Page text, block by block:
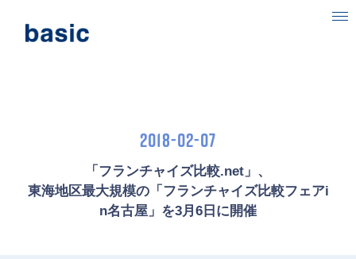
目指す社会
ニュース
IR情報
2018-02-07
「フランチャイズ比較.net」、
東海地区最大規模の「フランチャイズ比較フェアi
n名古屋」を3月6日に開催